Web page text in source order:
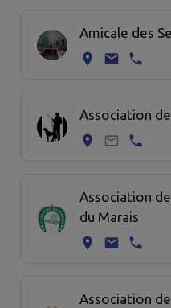
Amicale des
Association
Association
du Marais
Association